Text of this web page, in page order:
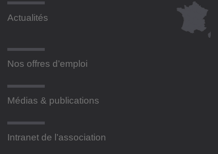
Actualités
Nos offres d’emploi
Médias & publications
Intranet de l’association